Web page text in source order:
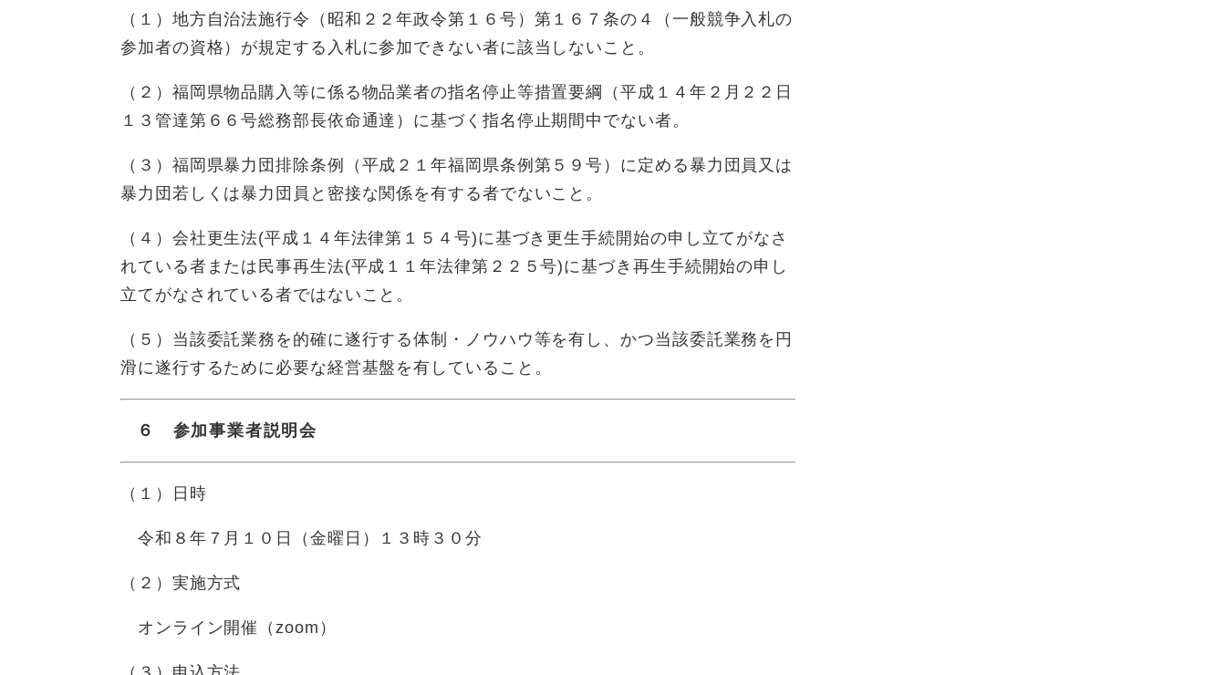
（１）地方自治法施行令（昭和２２年政令第１６号）第１６７条の４（一般競争入札の
参加者の資格）が規定する入札に参加できない者に該当しないこと。
（２）福岡県物品購入等に係る物品業者の指名停止等措置要綱（平成１４年２月２２日
１３管達第６６号総務部長依命通達）に基づく指名停止期間中でない者。
（３）福岡県暴力団排除条例（平成２１年福岡県条例第５９号）に定める暴力団員又は
暴力団若しくは暴力団員と密接な関係を有する者でないこと。
（４）会社更生法(平成１４年法律第１５４号)に基づき更生手続開始の申し立てがなさ
れている者または民事再生法(平成１１年法律第２２５号)に基づき再生手続開始の申し
立てがなされている者ではないこと。
（５）当該委託業務を的確に遂行する体制・ノウハウ等を有し、かつ当該委託業務を円
滑に遂行するために必要な経営基盤を有していること。
６ 参加事業者説明会
（１）日時
令和８年７月１０日（金曜日）１３時３０分
（２）実施方式
オンライン開催（zoom）